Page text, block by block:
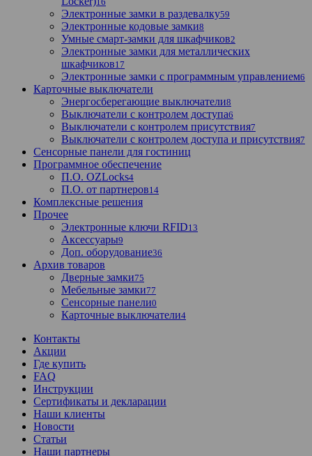
Электронные замки в раздевалку59
Электронные кодовые замки8
Умные смарт-замки для шкафчиков2
Электронные замки для металлических
шкафчиков17
Электронные замки с программным управлением6
Карточные выключатели
Энергосберегающие выключатели8
Выключатели с контролем доступа6
Выключатели с контролем присутствия7
Выключатели с контролем доступа и присутствия7
Сенсорные панели для гостиниц
Программное обеспечение
П.О. OZLocks4
П.О. от партнеров14
Комплексные решения
Прочее
Электронные ключи RFID13
Аксессуары9
Доп. оборудование36
Архив товаров
Дверные замки75
Мебельные замки77
Сенсорные панели0
Карточные выключатели4
Контакты
Акции
Где купить
FAQ
Инструкции
Сертификаты и декларации
Наши клиенты
Новости
Статьи
Наши партнеры